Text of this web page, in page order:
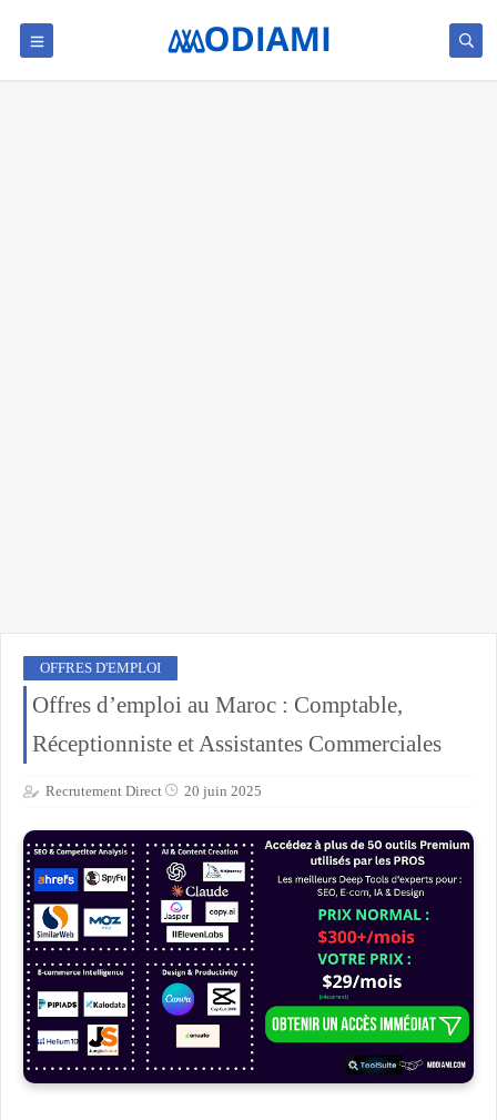
OFFRES D'EMPLOI
Offres d’emploi au Maroc : Comptable,
Réceptionniste et Assistantes Commerciales
Recrutement Direct 20 juin 2025